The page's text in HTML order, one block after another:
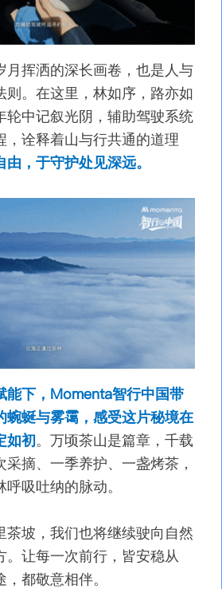
月挥洒的深长画卷，也是人与
则。在这里，林如序，路亦如
中记叙光阴，辅助驾驶系统
，诠释着山与行共通的道理
，于守护处见深远。
下， Momenta智行中国带
蜿蜒与雾霭，感受这片秘境在
如初 。万顷茶山是篇章，千载
采摘、一季养护、一盏烤茶，
吸吐纳的脉动。
茶坡，我们也将继续驶向自然
。让每一次前行，皆安稳从
都敬意相伴。